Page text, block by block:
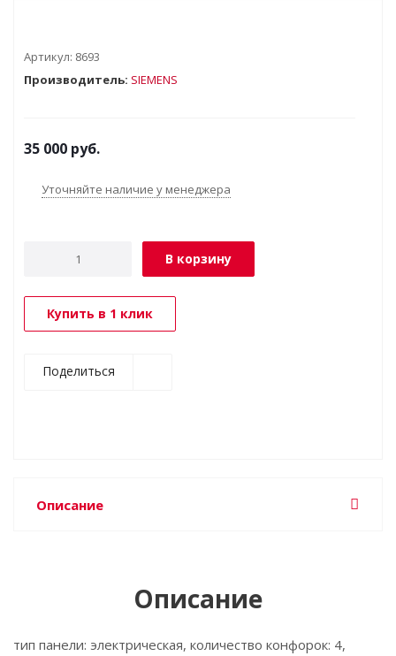
Артикул: 8693
Производитель: SIEMENS
35 000 руб.
Уточняйте наличие у менеджера
В корзину
Купить в 1 клик
Поделиться
Описание
Описание
тип панели: электрическая, количество конфорок: 4,